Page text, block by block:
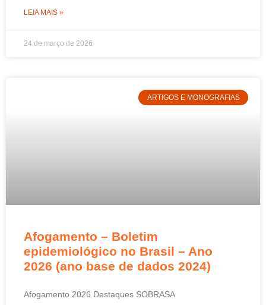
LEIA MAIS »
24 de março de 2026
ARTIGOS E MONOGRAFIAS
Afogamento – Boletim
epidemiológico no Brasil – Ano
2026 (ano base de dados 2024)
Afogamento 2026 Destaques SOBRASA